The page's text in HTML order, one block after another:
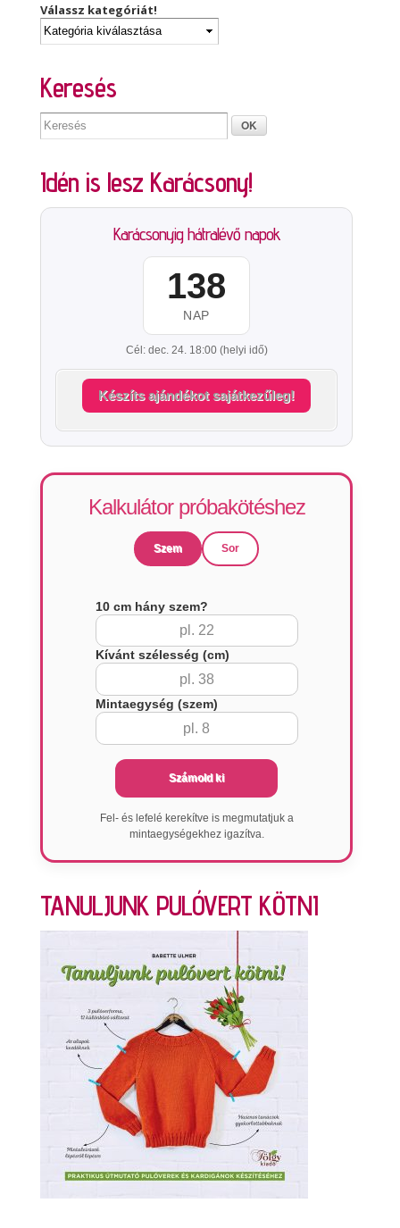
Válassz kategóriát!
Keresés
Idén is lesz Karácsony!
Karácsonyig hátralévő napok
138
NAP
Cél: dec. 24. 18:00 (helyi idő)
Készíts ajándékot sajátkezűleg!
Kalkulátor próbakötéshez
Szem Sor
10 cm hány szem?
Kívánt szélesség (cm)
Mintaegység (szem)
Számold ki
Fel- és lefelé kerekítve is megmutatjuk a
mintaegységekhez igazítva.
TANULJUNK PULÓVERT KÖTNI